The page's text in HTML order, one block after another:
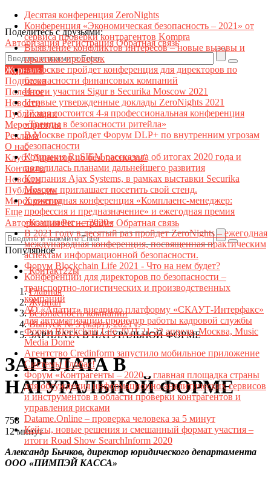
Поделитесь с друзьями:
АвторизацияРегистрацияОбратная связь
Журналы
Подписка
Полезное
Новости
Публикации
Мероприятия
Реклама
О нас
Клуб "Директор по безопасности"
Контакты
Новости
Публикации
Мероприятия
Еще
АвторизацияРегистрация Обратная связь
Популярное
Десятая конференция ZeroNights
Конференция «Экономическая безопасность – 2021» от
сервиса проверки контрагентов Kompra
Выявление конфликтов интересов – новые вызовы и
практики проверок
В Москве пройдет конференция для директоров по
безопасности финансовых компаний
Итоги участия Sigur в Securika Moscow 2021
Первые утвержденные доклады ZeroNights 2021
27 мая состоится 4-я профессиональная конференция
«Тренды в безопасности ритейла»
В Москве пройдет Форум DLP+ по внутренним угрозам
безопасности
Компания RuSIEM рассказала об итогах 2020 года и
поделилась планами дальнейшего развития
Компания Ajax Systems, в рамках выставки Securika
Moscow приглашает посетить свой стенд.
X ежегодная конференция «Комплаенс-менеджер:
профессия и предназначение» и ежегодная премия
«Комплаенс — 2020»
В 2021 году в десятый раз пройдет ZeroNights – ежегодная
международная конференция, посвященная практическим
аспектам информационной безопасности.
Форум Blockchain Life 2021 - Что на нем будет?
Конференции для директоров по безопасности –
транспортно-логистических и производственных
компаний
АО «Апатит» внедрило платформу «СКАУТ-Интерфакс»
для автоматизации процедур работы кадровой службы
Форум Blockchain Life 2021 21-22 апреля, Москва, Music
Media Dome
Агентство Credinform запустило мобильное приложение
Системы Глобас!
Форум «Контрагенты – 2020 – главная площадка страны
для обсуждения информационно-аналитических сервисов
и инструментов в области проверки контрагентов и
управления рисками
Datame.Online – проверка человека за 5 минут
Кейсы, новые решения и смешанный формат участия –
итоги Road Show SearchInform 2020
Контакт22ы
Главная
Журнал
Безопасность компании
Выпуск № 3 (март), 2021 г.
ЗАРПЛАТА В НАТУРАЛЬНОЙ ФОРМЕ
ЗАРПЛАТА В
НАТУРАЛЬНОЙ ФОРМЕ
758
12 минут
Александр Бычков, директор юридического департамента
ООО «ПИМПЭЙ КАССА»